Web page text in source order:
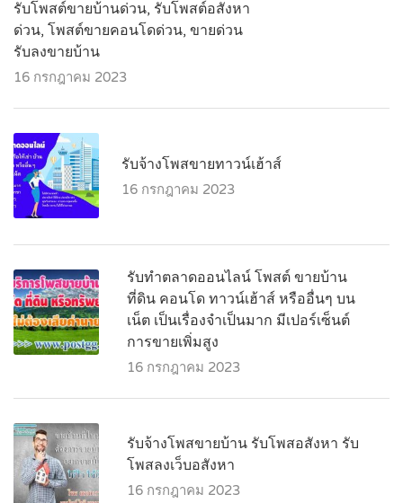
รับโพสต์ขายบ้านด่วน, รับโพสต์อสังหา
ด่วน, โพสต์ขายคอนโดด่วน, ขายด่วน
รับลงขายบ้าน
16 กรกฎาคม 2023
รับจ้างโพสขายทาวน์เฮ้าส์
16 กรกฎาคม 2023
รับทำตลาดออนไลน์ โพสต์ ขายบ้าน
ที่ดิน คอนโด ทาวน์เฮ้าส์ หรืออื่นๆ บน
เน็ต เป็นเรื่องจำเป็นมาก มีเปอร์เซ็นต์
การขายเพิ่มสูง
16 กรกฎาคม 2023
รับจ้างโพสขายบ้าน รับโพสอสังหา รับ
โพสลงเว็บอสังหา
16 กรกฎาคม 2023